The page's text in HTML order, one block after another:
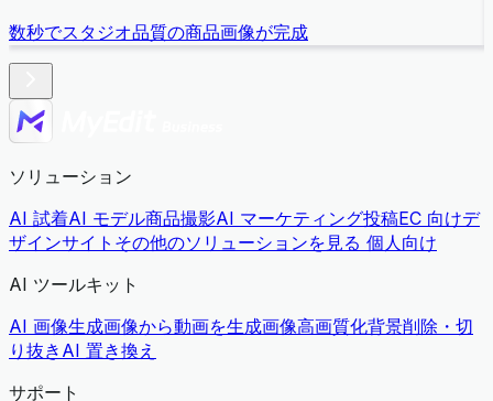
数秒でスタジオ品質の商品画像が完成
ソリューション
AI 試着AI モデル商品撮影AI マーケティング投稿EC 向けデ
ザインサイト その他のソリューションを見る 個人向け
AI ツールキット
AI 画像生成画像から動画を生成画像高画質化背景削除・切
り抜き AI 置き換え
サポート